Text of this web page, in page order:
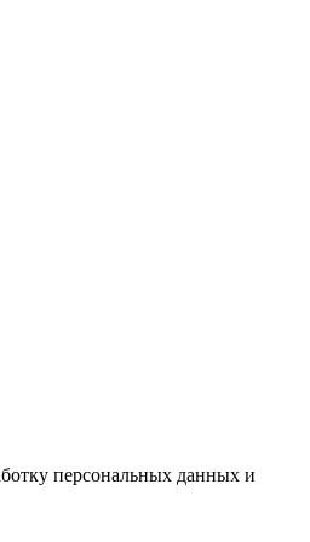
персональных данных и